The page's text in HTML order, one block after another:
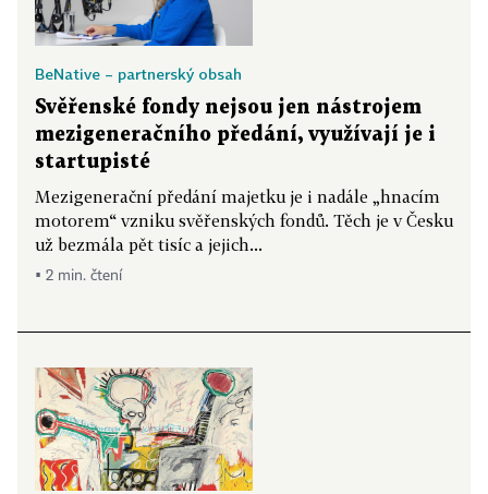
BeNative – partnerský obsah
Svěřenské fondy nejsou jen nástrojem
mezigeneračního předání, využívají je i
startupisté
Mezigenerační předání majetku je i nadále „hnacím
motorem“ vzniku svěřenských fondů. Těch je v Česku
už bezmála pět tisíc a jejich...
▪ 2 min. čtení